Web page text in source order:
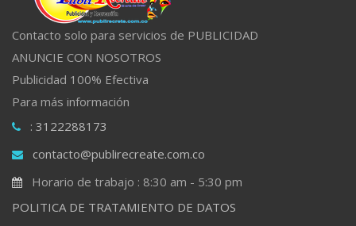
Contacto solo para servicios de PUBLICIDAD
ANUNCIE CON NOSOTROS
Publicidad 100% Efectiva
Para más información
: 3122288173
contacto@publirecreate.com.co
Horario de trabajo : 8:30 am - 5:30 pm
POLITICA DE TRATAMIENTO DE DATOS